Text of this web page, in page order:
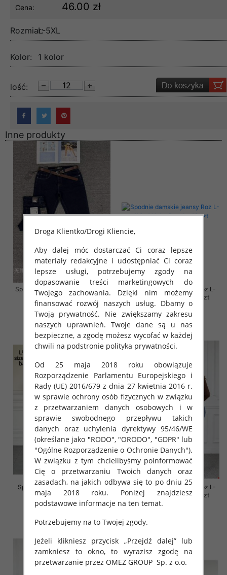
Cena: 46.00 zł
Rozmiar:L-5XL
Kolor: 1 kolor
lość:
Inne produkty
Spodnie damskie jeansy Roz 30-
38, 1 Kolor Paczka 10 szt
57.00 zł
szczegóły
Spodnie damskie jeansy Roz L-
4XL, 1 Kolor Paczka 12 szt
54.00 zł
szczegóły
Spodnie damskie jeansy Roz L-
4XL, 1 Kolor Paczka 12 szt
szczegóły
Spodnie damskie jeansy Roz L-
4XL, 1 Kolor Paczka 12 szt
Droga Klientko/Drogi Kliencie,
Aby dalej móc dostarczać Ci coraz lepsze
materiały redakcyjne i udostępniać Ci coraz
lepsze usługi, potrzebujemy zgody na
dopasowanie treści marketingowych do
Twojego zachowania. Dzięki nim możemy
finansować rozwój naszych usług. Dbamy o
Twoją prywatność. Nie zwiększamy zakresu
naszych uprawnień. Twoje dane są u nas
bezpieczne, a zgodę możesz wycofać w każdej
chwili na podstronie polityka prywatności.
Od 25 maja 2018 roku obowiązuje
Rozporządzenie Parlamentu Europejskiego i
Rady (UE) 2016/679 z dnia 27 kwietnia 2016 r.
w sprawie ochrony osób fizycznych w związku
z przetwarzaniem danych osobowych i w
sprawie swobodnego przepływu takich
danych oraz uchylenia dyrektywy 95/46/WE
(określane jako "RODO", "ORODO", "GDPR" lub
"Ogólne Rozporządzenie o Ochronie Danych").
W związku z tym chcielibyśmy poinformować
Cię o przetwarzaniu Twoich danych oraz
zasadach, na jakich odbywa się to po dniu 25
maja 2018 roku. Poniżej znajdziesz
podstawowe informacje na ten temat.
Potrzebujemy na to Twojej zgody.
Jeżeli klikniesz przycisk „Przejdź dalej” lub
zamkniesz to okno, to wyrazisz zgodę na
przetwarzanie przez OMEZ GROUP Sp. z o.o.